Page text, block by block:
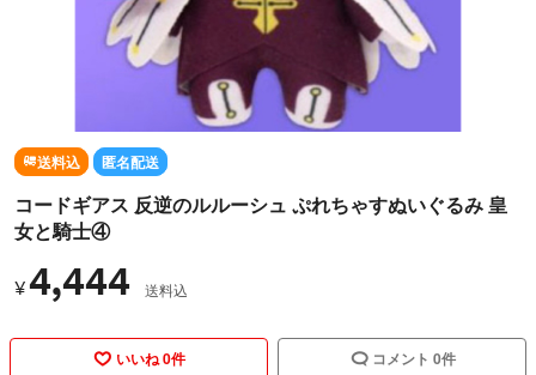
送料込 匿名配送
コードギアス 反逆のルルーシュ ぷれちゃすぬいぐるみ 皇
女と騎士④
¥4,444 送料込
いいね 0件 コメント 0件